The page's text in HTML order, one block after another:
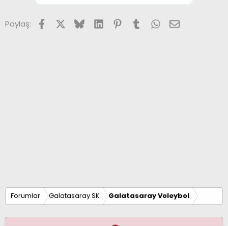
Paylaş: FacebookX (Twitter)
BlueskyLinkedInPinterest
TumblrWhatsApp
E-posta
Forumlar Galatasaray SK Galatasaray Voleybol